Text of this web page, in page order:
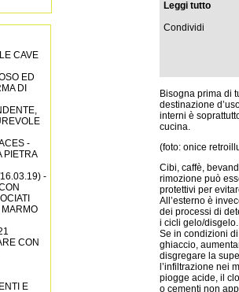
CAVE
ED
DI
-
PIETRA
-
CON
E
Leggi tutto
Condividi
Bisogna prima di
destinazione
interni è
cucina.
(foto: onice
Cibi, caffè,
rimozione può
protettivi per
All’esterno è
dei processi di
i cicli gelo/disgelo.
Se in condizioni
ghiaccio,
disgregare la
l’infiltrazione nei
piogge acide, il
o cementi non